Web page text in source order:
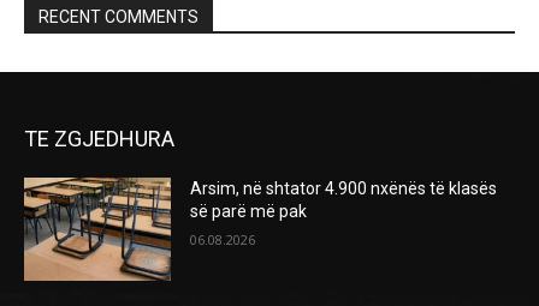
RECENT COMMENTS
TE ZGJEDHURA
Arsim, në shtator 4.900 nxënës të klasës
së parë më pak
06.08.2026